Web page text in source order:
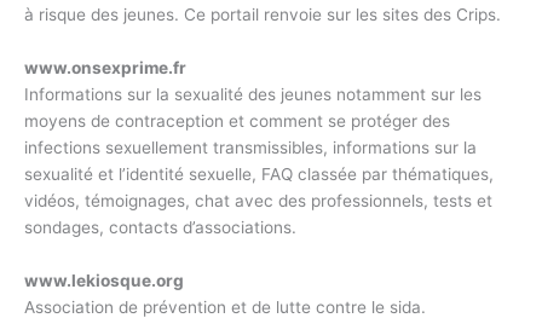
à risque des jeunes. Ce portail renvoie sur les sites des Crips.
www.onsexprime.fr
Informations sur la sexualité des jeunes notamment sur les
moyens de contraception et comment se protéger des
infections sexuellement transmissibles, informations sur la
sexualité et l’identité sexuelle, FAQ classée par thématiques,
vidéos, témoignages, chat avec des professionnels, tests et
sondages, contacts d’associations.
www.lekiosque.org
Association de prévention et de lutte contre le sida.